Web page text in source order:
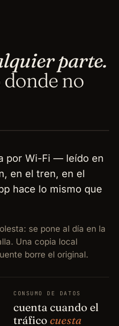
parte.
no
por Wi-Fi — leído en
en el tren, en el
hace lo mismo que
se pone al día en la
Una copia local
borre el original.
CONSUMO DE DATOS
cuenta cuando el
tráfico cuesta